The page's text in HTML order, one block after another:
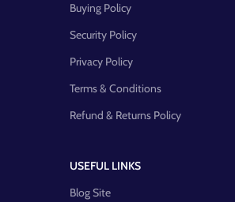
Buying Policy
Security Policy
Privacy Policy
Terms & Conditions
Refund & Returns Policy
USEFUL LINKS
Blog Site